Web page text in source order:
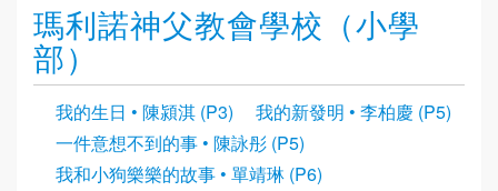
瑪利諾神父教會學校（小學
部）
我的生日 • 陳潁淇 (P3)
我的新發明 • 李柏慶 (P5)
一件意想不到的事 • 陳詠彤 (P5)
我和小狗樂樂的故事 • 單靖琳 (P6)